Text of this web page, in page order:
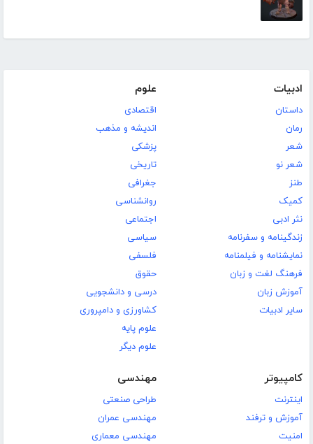
ادبیات
داستان
رمان
شعر
شعر نو
طنز
کمیک
نثر ادبی
زندگینامه و سفرنامه
نمایشنامه و فیلمنامه
فرهنگ لغت و زبان
آموزش زبان
سایر ادبیات
علوم
اقتصادی
اندیشه و مذهب
پزشکی
تاریخی
جغرافی
روانشناسی
اجتماعی
سیاسی
فلسفی
حقوق
درسی و دانشجویی
کشاورزی و دامپروری
علوم پایه
علوم دیگر
کامپیوتر
اینترنت
آموزش و ترفند
امنیت
مهندسی
طراحی صنعتی
مهندسی عمران
مهندسی معماری